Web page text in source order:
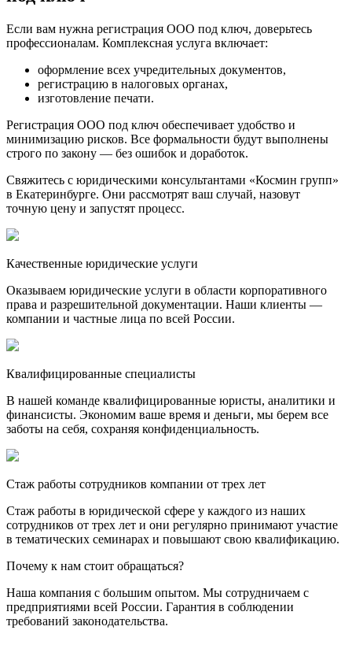
Если вам нужна регистрация ООО под ключ, доверьтесь
профессионалам. Комплексная услуга включает:
оформление всех учредительных документов,
регистрацию в налоговых органах,
изготовление печати.
Регистрация ООО под ключ обеспечивает удобство и
минимизацию рисков. Все формальности будут выполнены
строго по закону — без ошибок и доработок.
Свяжитесь с юридическими консультантами «Космин групп»
в Екатеринбурге. Они рассмотрят ваш случай, назовут
точную цену и запустят процесс.
Качественные юридические услуги
Оказываем юридические услуги в области корпоративного
права и разрешительной документации. Наши клиенты —
компании и частные лица по всей России.
Квалифицированные специалисты
В нашей команде квалифицированные юристы, аналитики и
финансисты. Экономим ваше время и деньги, мы берем все
заботы на себя, сохраняя конфиденциальность.
Стаж работы сотрудников компании от трех лет
Стаж работы в юридической сфере у каждого из наших
сотрудников от трех лет и они регулярно принимают участие
в тематических семинарах и повышают свою квалификацию.
Почему к нам стоит обращаться?
Наша компания с большим опытом. Мы сотрудничаем с
предприятиями всей России. Гарантия в соблюдении
требований законодательства.